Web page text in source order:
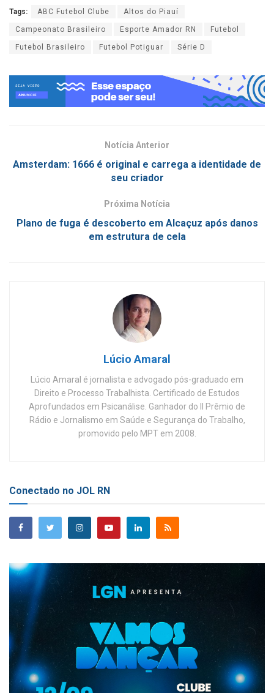
Tags: ABC Futebol Clube Altos do Piauí
Campeonato Brasileiro Esporte Amador RN Futebol
Futebol Brasileiro Futebol Potiguar Série D
Notícia Anterior
Amsterdam: 1666 é original e carrega a identidade de
seu criador
Próxima Notícia
Plano de fuga é descoberto em Alcaçuz após danos
em estrutura de cela
Lúcio Amaral
Lúcio Amaral é jornalista e advogado pós-graduado em
Direito e Processo Trabalhista. Certificado de Estudos
Aprofundados em Psicanálise. Ganhador do II Prêmio de
Rádio e Jornalismo em Saúde e Segurança do Trabalho,
promovido pelo MPT em 2008.
Conectado no JOL RN